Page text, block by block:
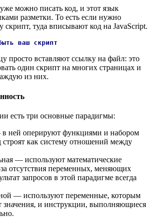
можно писать код, и этот язык
разметки. То есть если нужно
скрипт, туда вписывают код на JavaScript.
ваш скрипт
просто вставляют ссылку на файл: это
один скрипт на многих страницах и
из них.
есть три основные парадигмы:
ней оперируют функциями и набором
строят как систему отношений между
— используют математические
отсутствия переменных, меняющих
запросов в этой парадигме всегда
— используют переменные, которым
и инструкции, выполняющиеся